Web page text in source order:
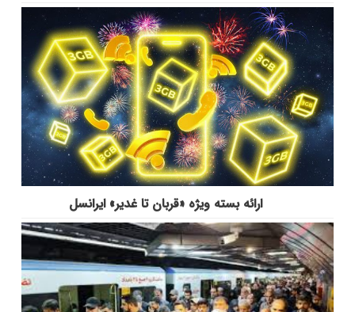
ارائه بسته ویژه «قربان تا غدیر» ایرانسل